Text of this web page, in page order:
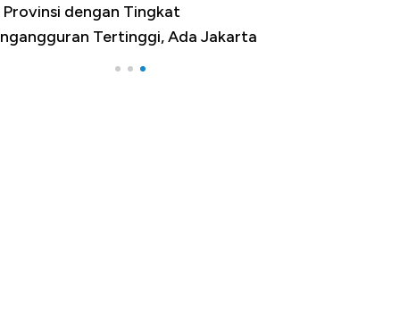
Provinsi dengan Tingkat
Tertinggi, Ada Jakarta